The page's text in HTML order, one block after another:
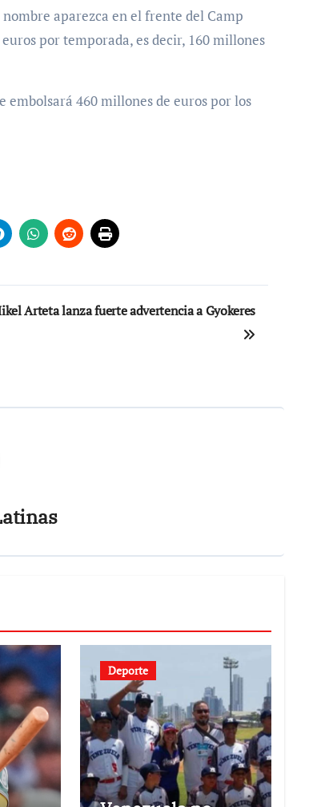
aparezca en el frente del Camp
por temporada, es decir, 160 millones
embolsará 460 millones de euros por los
Arteta lanza fuerte advertencia a Gyokeres
Deporte